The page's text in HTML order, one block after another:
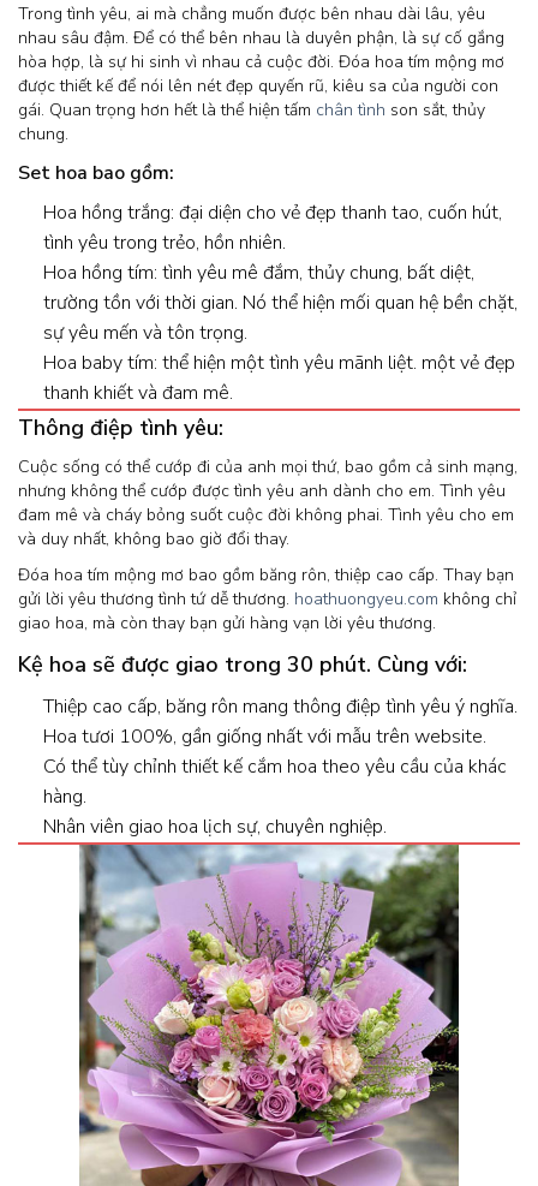
Trong tình yêu, ai mà chẳng muốn được bên nhau dài lâu, yêu
nhau sâu đậm. Để có thể bên nhau là duyên phận, là sự cố gắng
hòa hợp, là sự hi sinh vì nhau cả cuộc đời. Đóa hoa tím mộng mơ
được thiết kế để nói lên nét đẹp quyến rũ, kiêu sa của người con
gái. Quan trọng hơn hết là thể hiện tấm chân tình son sắt, thủy
chung.
Set hoa bao gồm:
Hoa hồng trắng: đại diện cho vẻ đẹp thanh tao, cuốn hút,
tình yêu trong trẻo, hồn nhiên.
Hoa hồng tím: tình yêu mê đắm, thủy chung, bất diệt,
trường tồn với thời gian. Nó thể hiện mối quan hệ bền chặt,
sự yêu mến và tôn trọng.
Hoa baby tím: thể hiện một tình yêu mãnh liệt. một vẻ đẹp
thanh khiết và đam mê.
Thông điệp tình yêu:
Cuộc sống có thể cướp đi của anh mọi thứ, bao gồm cả sinh mạng,
nhưng không thể cướp được tình yêu anh dành cho em. Tình yêu
đam mê và cháy bỏng suốt cuộc đời không phai. Tình yêu cho em
và duy nhất, không bao giờ đổi thay.
Đóa hoa tím mộng mơ bao gồm băng rôn, thiệp cao cấp. Thay bạn
gửi lời yêu thương tình tứ dễ thương. hoathuongyeu.com không chỉ
giao hoa, mà còn thay bạn gửi hàng vạn lời yêu thương.
Kệ hoa sẽ được giao trong 30 phút. Cùng với:
Thiệp cao cấp, băng rôn mang thông điệp tình yêu ý nghĩa.
Hoa tươi 100%, gần giống nhất với mẫu trên website.
Có thể tùy chỉnh thiết kế cắm hoa theo yêu cầu của khác
hàng.
Nhân viên giao hoa lịch sự, chuyên nghiệp.